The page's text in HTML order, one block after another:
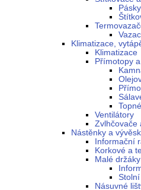
Klimatizace,
Klimatizace
Přímotopy
Ventilátory
Zvlhčovače
Nástěnky a
Informační
Korkové a
Malé
Násuvné